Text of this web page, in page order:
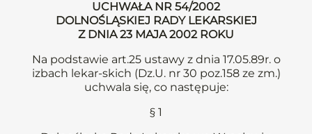
UCHWAŁA NR 54/2002
DOLNOŚLĄSKIEJ RADY LEKARSKIEJ
Z DNIA 23 MAJA 2002 ROKU
Na podstawie art.25 ustawy z dnia 17.05.89r. o
izbach lekar-skich (Dz.U. nr 30 poz.158 ze zm.)
uchwala się, co następuje:
§ 1